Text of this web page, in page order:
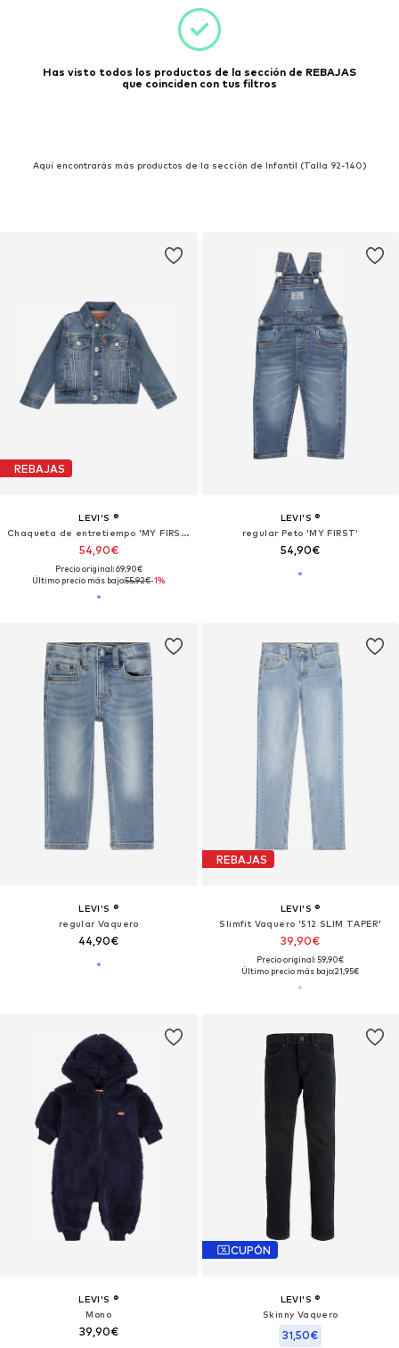
Has visto todos los productos de la sección de REBAJAS
que coinciden con tus filtros
Aquí encontrarás más productos de la sección de Infantil (Talla 92-140)
REBAJAS
LEVI'S ®
Chaqueta de entretiempo 'MY FIRST TRUCKER'
54,90€
Precio original: 69,90€
Último precio más bajo:55,92€-1%
LEVI'S ®
regular Peto 'MY FIRST'
54,90€
LEVI'S ®
regular Vaquero
44,90€
REBAJAS
LEVI'S ®
Slimfit Vaquero '512 SLIM TAPER'
39,90€
Precio original: 59,90€
Último precio más bajo:21,95€
LEVI'S ®
Mono
39,90€
CUPÓN
LEVI'S ®
Skinny Vaquero
31,50€